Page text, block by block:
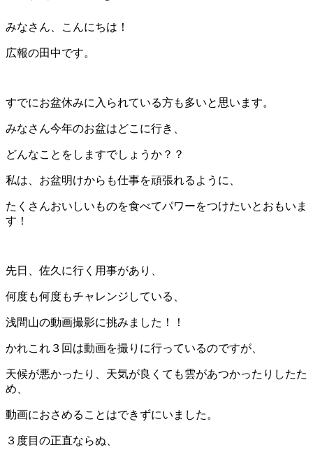
みなさん、こんにちは！
広報の田中です。
すでにお盆休みに入られている方も多いと思います。
みなさん今年のお盆はどこに行き、
どんなことをしますでしょうか？？
私は、お盆明けからも仕事を頑張れるように、
たくさんおいしいものを食べてパワーをつけたいとおもいま
す！
先日、佐久に行く用事があり、
何度も何度もチャレンジしている、
浅間山の動画撮影に挑みました！！
かれこれ３回は動画を撮りに行っているのですが、
天候が悪かったり、天気が良くても雲があつかったりしたた
め、
動画におさめることはできずにいました。
３度目の正直ならぬ、